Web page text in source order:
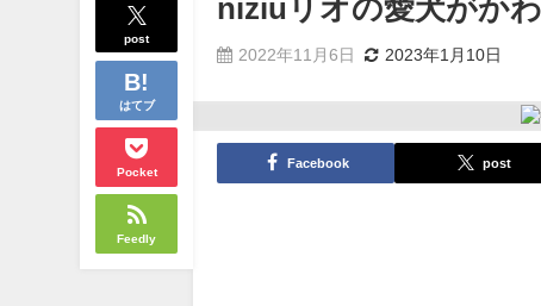
post
はてブ
Pocket
Feedly
niziuリオの愛犬がか
2022年11月6日 2023年1月10日
Facebook post